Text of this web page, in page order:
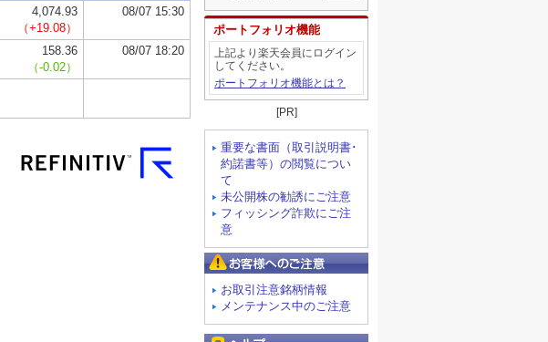
ポートフォリオ機能
上記より楽天会員にログイン
してください。
ポートフォリオ機能とは？
[PR]
重要な書面（取引説明書･
約諾書等）の閲覧につい
て
未公開株の勧誘にご注意
フィッシング詐欺にご注
意
お取引注意銘柄情報
メンテナンス中のご注意